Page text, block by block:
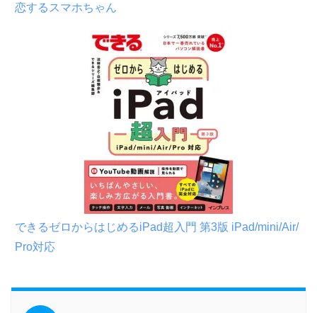
恋するスマホちゃん
できるゼロからはじめるiPad超入門 第3版 iPad/mini/Air/
Pro対応